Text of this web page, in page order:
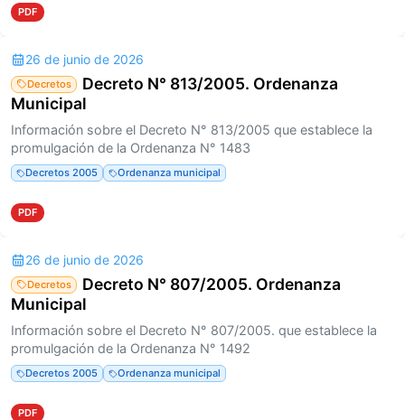
PDF
26 de junio de 2026
Decretos
Decreto N° 813/2005. Ordenanza
Municipal
Información sobre el Decreto N° 813/2005 que establece la
promulgación de la Ordenanza N° 1483
Decretos 2005 Ordenanza municipal
PDF
26 de junio de 2026
Decretos
Decreto N° 807/2005. Ordenanza
Municipal
Información sobre el Decreto N° 807/2005. que establece la
promulgación de la Ordenanza N° 1492
Decretos 2005 Ordenanza municipal
PDF